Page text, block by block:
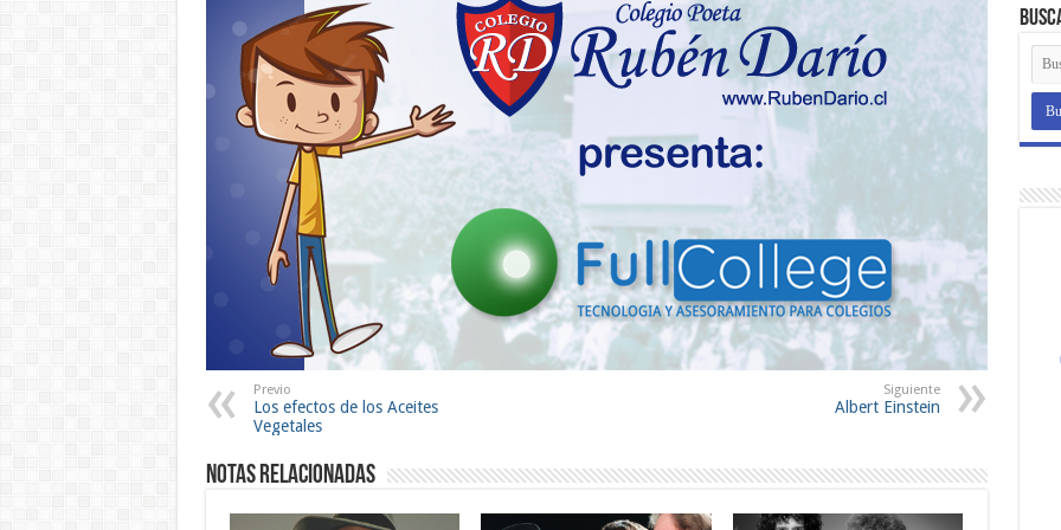
Previo
Los efectos de los Aceites
Vegetales
Siguiente
Albert Einstein
Notas Relacionadas